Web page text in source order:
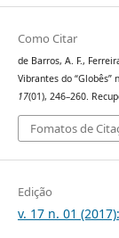
Como Citar
de Barros, A. F.,
Vibrantes do “Globês”
17(01), 246–260.
Fomatos de
Edição
v. 17 n. 01